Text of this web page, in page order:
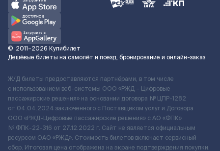
© 2011–2026 Купибилет
Дешёвые билеты на самолёт и поезд, бронирование и онлайн-заказ
Ж/Д билеты предоставляются партнёрами, в том числе
с использованием веб-системы ООО «РЖД – Цифровые
пассажирские решения» на основании договора № ЦПР-1282
от 04.04.2024 заключенного с Поставщиком услуг и Договора
ООО «РЖД-Цифровые пассажирские решения» c АО «ФПК»
№ ФПК-22-316 от 27.12.2022 г. Сайт не является официальным
ресурсом ОАО «РЖД». Стоимость билетов включает сервисный
сбор. Итоговая цена отображена на экране подтверждения покупки.